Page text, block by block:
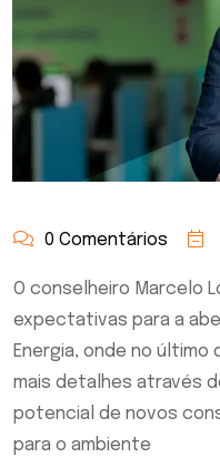
0 Comentários
O conselheiro Marcelo
expectativas para a
Energia, onde no
mais detalhes através
potencial de novos
para o ambiente